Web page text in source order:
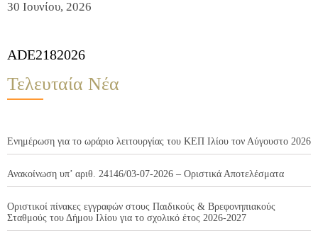
30 Ιουνίου, 2026
ADE2182026
Τελευταία Νέα
Ενημέρωση για το ωράριο λειτουργίας του ΚΕΠ Ιλίου τον Αύγουστο 2026
Ανακοίνωση υπ’ αριθ. 24146/03-07-2026 – Οριστικά Αποτελέσματα
Οριστικοί πίνακες εγγραφών στους Παιδικούς & Βρεφονηπιακούς
Σταθμούς του Δήμου Ιλίου για το σχολικό έτος 2026-2027